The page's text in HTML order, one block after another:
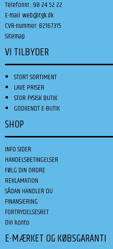
Telefonnr.: 98 24 52 22
E-mail:web@tgk.dk
CVR-nummer: 82167315
Sitemap
VI TILBYDER
STORT SORTIMENT
LAVE PRISER
STOR FYSISK BUTIK
GODKENDT E-BUTIK
SHOP
INFO SIDER
HANDELSBETINGELSER
FØLG DIN ORDRE
REKLAMATION
SÅDAN HANDLER DU
FINANSIERING
FORTRYDELSESRET
Din konto
E-MÆRKET OG KØBSGARANTI